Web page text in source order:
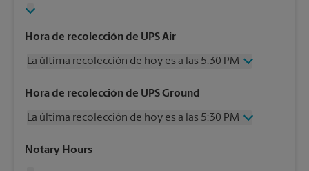
Hora de recolección de UPS Air
La última recolección de hoy es a las 5:30 PM
Miércoles
5:30 PM
Viernes
5:30 PM
Domingo
Hora de recolección de UPS Ground
La última recolección de hoy es a las 5:30 PM
Miércoles
Notary Hours